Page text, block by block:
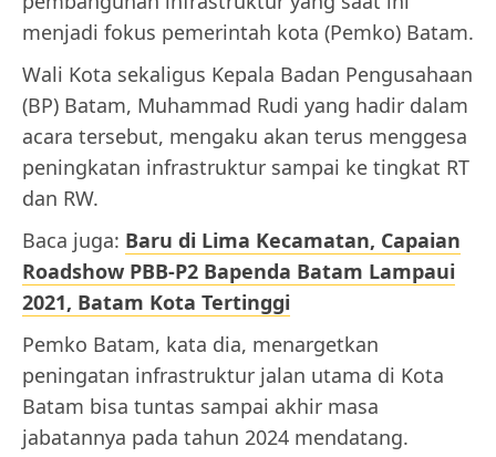
menjadi fokus pemerintah kota (Pemko) Batam.
Wali Kota sekaligus Kepala Badan Pengusahaan
(BP) Batam, Muhammad Rudi yang hadir dalam
acara tersebut, mengaku akan terus menggesa
peningkatan infrastruktur sampai ke tingkat RT
dan RW.
Baca juga: Baru di Lima Kecamatan, Capaian
Roadshow PBB-P2 Bapenda Batam Lampaui
2021, Batam Kota Tertinggi
Pemko Batam, kata dia, menargetkan
peningatan infrastruktur jalan utama di Kota
Batam bisa tuntas sampai akhir masa
jabatannya pada tahun 2024 mendatang.